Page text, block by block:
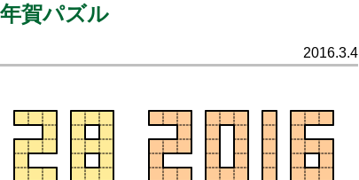
賀パズル
2016.3.4